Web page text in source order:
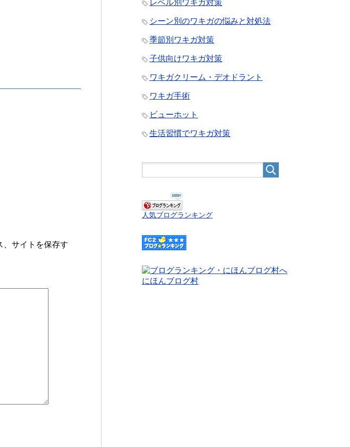
、サイトを保存す
レベル別ワキガ対策
シーン別のワキガの悩みと対処法
季節別ワキガ対策
子供向けワキガ対策
ワキガクリーム・デオドラント
ワキガ手術
ビューホット
生活習慣でワキガ対策
人気ブログランキング
にほんブログ村